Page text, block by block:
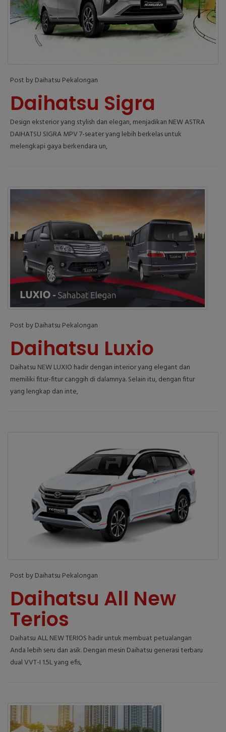
Post by Daihatsu Pekalongan
Daihatsu Sigra
Design eksterior yang stylish dan elegan, menjadikan NEW ASTRA
DAIHATSU SIGRA MPV 7-seater yang lebih berkelas untuk
melengkapi gaya berkendara un,
Post by Daihatsu Pekalongan
Daihatsu Luxio
Daihatsu NEW LUXIO hadir dengan interior yang elegant dan
memiliki fitur-fitur canggih di dalamnya. Selain itu, dengan fitur
yang lengkap dan inte,
Post by Daihatsu Pekalongan
Daihatsu All New
Terios
Daihatsu ALL NEW TERIOS hadir untuk membuat petualangan
Anda lebih seru dan asik. Dengan mesin Daihatsu generasi terbaru
dual VVT-I 1.5L yang efis,